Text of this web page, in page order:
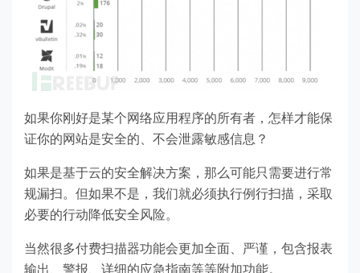
如果你刚好是某个网络应用程序的所有者，怎样才能保
证你的网站是安全的、不会泄露敏感信息？
如果是基于云的安全解决方案，那么可能只需要进行常
规漏扫。但如果不是，我们就必须执行例行扫描，采取
必要的行动降低安全风险。
当然很多付费扫描器功能会更加全面、严谨，包含报表
输出、警报、详细的应急指南等等附加功能。